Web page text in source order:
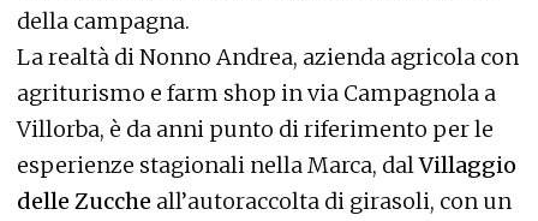
della campagna.
La realtà di Nonno Andrea, azienda agricola con
agriturismo e farm shop in via Campagnola a
Villorba, è da anni punto di riferimento per le
esperienze stagionali nella Marca, dalVillaggio
delle Zucche all’autoraccolta di girasoli, con un